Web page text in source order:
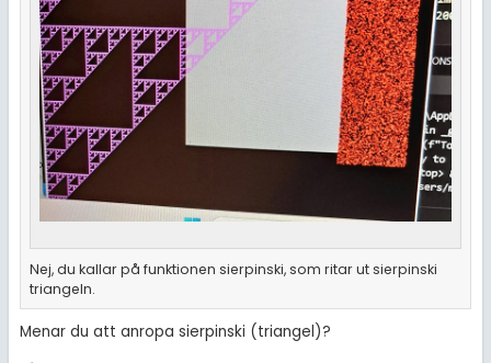
Nej, du kallar på funktionen sierpinski, som ritar ut sierpinski
triangeln.
Menar du att anropa sierpinski (triangel)?